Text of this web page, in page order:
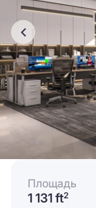
Площадь
1 131 ft2